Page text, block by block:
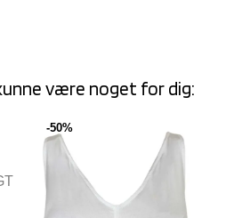
være noget for dig:
-50%